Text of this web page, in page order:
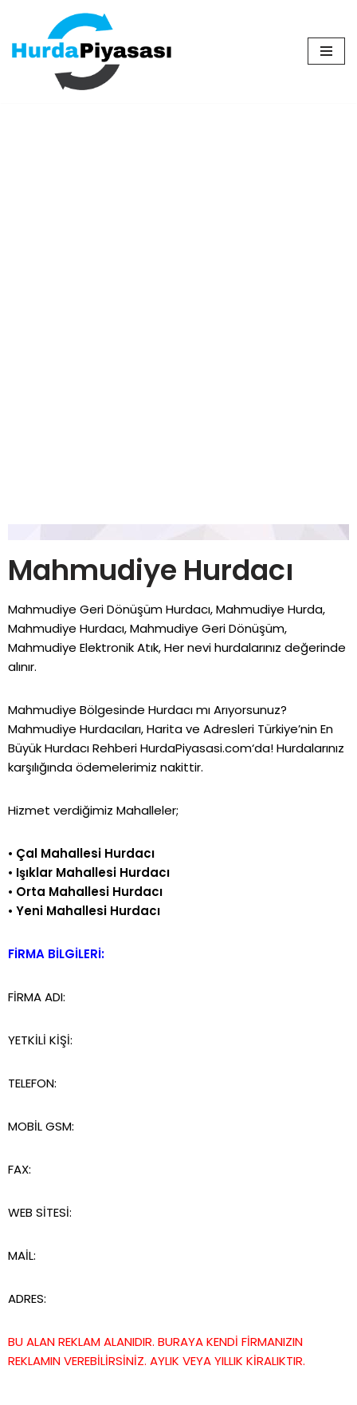
İçeriğe
geç
Mahmudiye Hurdacı
Mahmudiye Geri Dönüşüm Hurdacı, Mahmudiye Hurda,
Mahmudiye Hurdacı, Mahmudiye Geri Dönüşüm,
Mahmudiye Elektronik Atık, Her nevi hurdalarınız değerinde
alınır.
Mahmudiye Bölgesinde Hurdacı mı Arıyorsunuz?
Mahmudiye Hurdacıları, Harita ve Adresleri Türkiye’nin En
Büyük Hurdacı RehberiHurdaPiyasasi.com‘da!Hurdalarınız
karşılığında ödemelerimiz nakittir.
Hizmet verdiğimiz Mahalleler;
• Çal Mahallesi Hurdacı
• Işıklar Mahallesi Hurdacı
• Orta Mahallesi Hurdacı
• Yeni Mahallesi Hurdacı
FİRMA BİLGİLERİ:
FİRMA ADI:
YETKİLİ KİŞİ:
TELEFON:
MOBİL GSM:
FAX:
WEB SİTESİ:
MAİL:
ADRES:
BU ALAN REKLAM ALANIDIR. BURAYA KENDİ FİRMANIZIN
REKLAMIN VEREBİLİRSİNİZ. AYLIK VEYA YILLIK KİRALIKTIR.